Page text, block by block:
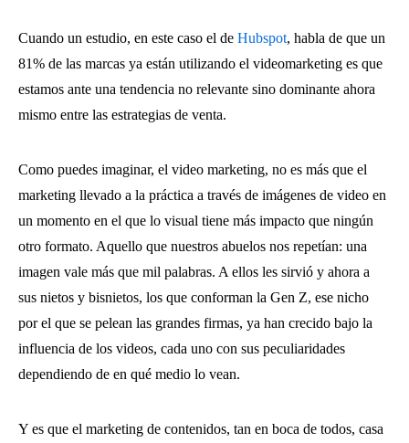
Cuando un estudio, en este caso el de Hubspot, habla de que un
81% de las marcas ya están utilizando el videomarketing es que
estamos ante una tendencia no relevante sino dominante ahora
mismo entre las estrategias de venta.
Como puedes imaginar, el video marketing, no es más que el
marketing llevado a la práctica a través de imágenes de video en
un momento en el que lo visual tiene más impacto que ningún
otro formato. Aquello que nuestros abuelos nos repetían: una
imagen vale más que mil palabras. A ellos les sirvió y ahora a
sus nietos y bisnietos, los que conforman la Gen Z, ese nicho
por el que se pelean las grandes firmas, ya han crecido bajo la
influencia de los videos, cada uno con sus peculiaridades
dependiendo de en qué medio lo vean.
Y es que el marketing de contenidos, tan en boca de todos, casa